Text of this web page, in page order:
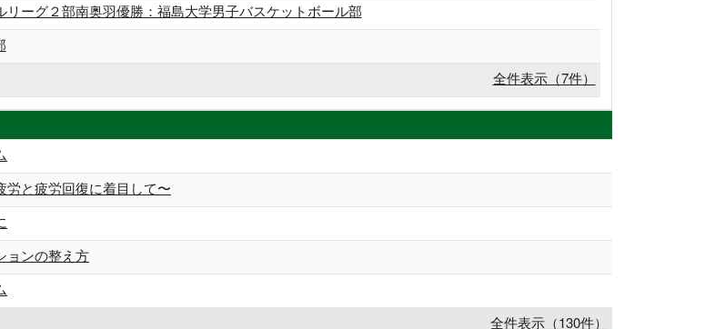
ーグ２部南奥羽優勝：福島大学男子バスケットボール部
全件表示（7件）
労と疲労回復に着目して〜
ョンの整え方
全件表示（130件）